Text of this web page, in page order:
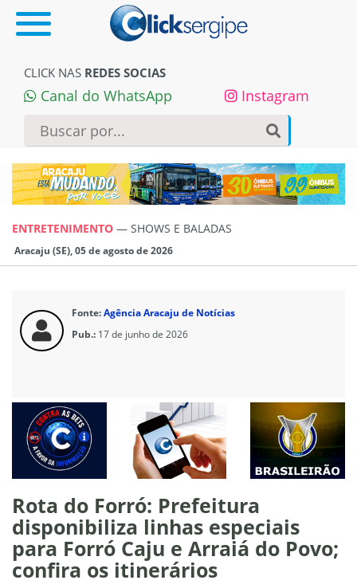
CLICK NAS REDES SOCIAS
Canal do WhatsApp Instagram
ENTRETENIMENTO — SHOWS E BALADAS
Aracaju (SE), 05 de agosto de 2026
Fonte:Agência Aracaju de Notícias
Pub.: 17 de junho de 2026
Rota do Forró: Prefeitura
disponibiliza linhas especiais
para Forró Caju e Arraiá do Povo;
confira os itinerários